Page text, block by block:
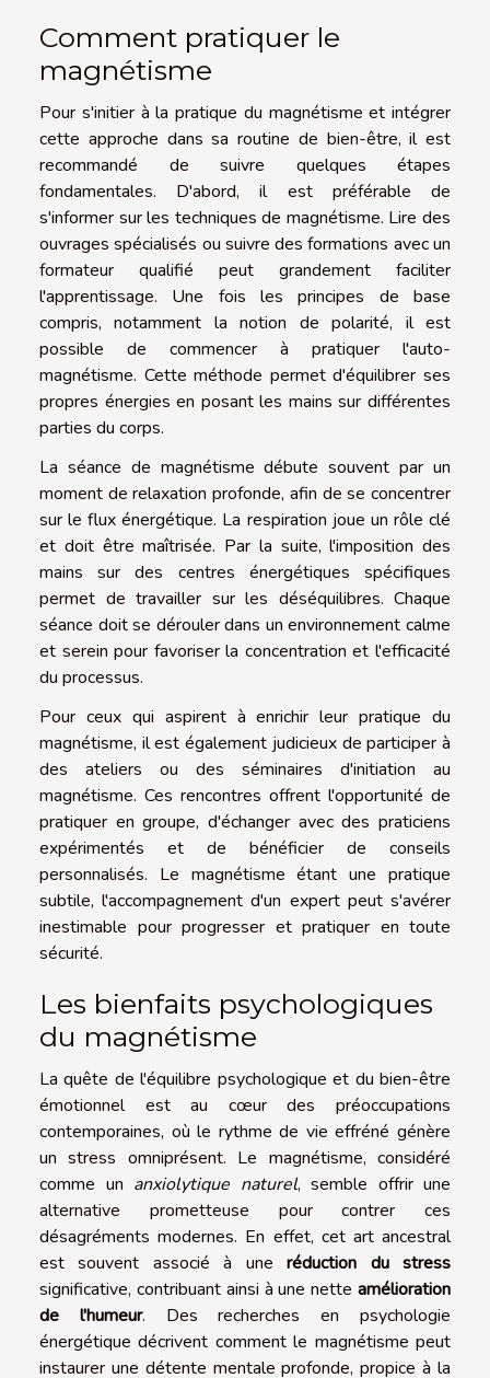
Comment pratiquer le
magnétisme
Pour s'initier à la pratique du magnétisme et intégrer
cette approche dans sa routine de bien-être, il est
recommandé de suivre quelques étapes
fondamentales. D'abord, il est préférable de
s'informer sur les techniques de magnétisme. Lire des
ouvrages spécialisés ou suivre des formations avec un
formateur qualifié peut grandement faciliter
l'apprentissage. Une fois les principes de base
compris, notamment la notion de polarité, il est
possible de commencer à pratiquer l'auto-
magnétisme. Cette méthode permet d'équilibrer ses
propres énergies en posant les mains sur différentes
parties du corps.
La séance de magnétisme débute souvent par un
moment de relaxation profonde, afin de se concentrer
sur le flux énergétique. La respiration joue un rôle clé
et doit être maîtrisée. Par la suite, l'imposition des
mains sur des centres énergétiques spécifiques
permet de travailler sur les déséquilibres. Chaque
séance doit se dérouler dans un environnement calme
et serein pour favoriser la concentration et l'efficacité
du processus.
Pour ceux qui aspirent à enrichir leur pratique du
magnétisme, il est également judicieux de participer à
des ateliers ou des séminaires d'initiation au
magnétisme. Ces rencontres offrent l'opportunité de
pratiquer en groupe, d'échanger avec des praticiens
expérimentés et de bénéficier de conseils
personnalisés. Le magnétisme étant une pratique
subtile, l'accompagnement d'un expert peut s'avérer
inestimable pour progresser et pratiquer en toute
sécurité.
Les bienfaits psychologiques
du magnétisme
La quête de l'équilibre psychologique et du bien-être
émotionnel est au cœur des préoccupations
contemporaines, où le rythme de vie effréné génère
un stress omniprésent. Le magnétisme, considéré
comme un anxiolytique naturel, semble offrir une
alternative prometteuse pour contrer ces
désagréments modernes. En effet, cet art ancestral
est souvent associé à uneréduction du stress
significative, contribuant ainsi à une nette amélioration
de l'humeur. Des recherches en psychologie
énergétique décrivent comment le magnétisme peut
instaurer une détente mentale profonde, propice à la